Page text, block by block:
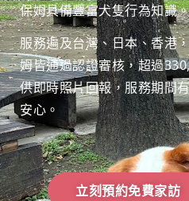
保姆具備豐富犬隻行為知識
服務遍及台灣、日本、香港
姆皆通過認證審核，超過
供即時照片回報，服務期間
安心。
立刻預約免費家訪